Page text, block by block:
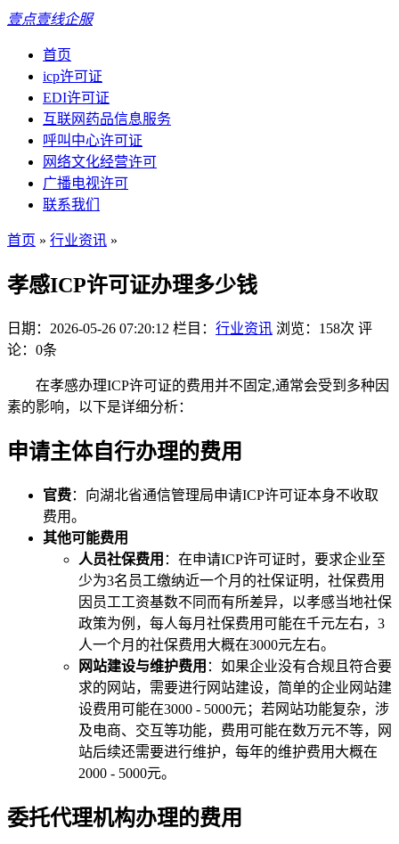
壹点壹线企服
首页
icp许可证
EDI许可证
互联网药品信息服务
呼叫中心许可证
网络文化经营许可
广播电视许可
联系我们
首页 » 行业资讯 »
孝感ICP许可证办理多少钱
日期：2026-05-26 07:20:12 栏目： 行业资讯 浏览：158次 评
论：0条
在孝感办理ICP许可证的费用并不固定,通常会受到多种因
素的影响，以下是详细分析：
申请主体自行办理的费用
官费：向湖北省通信管理局申请ICP许可证本身不收取
费用。
其他可能费用
人员社保费用 ：在申请ICP许可证时，要求企业至
少为3名员工缴纳近一个月的社保证明，社保费用
因员工工资基数不同而有所差异，以孝感当地社保
政策为例，每人每月社保费用可能在千元左右，3
人一个月的社保费用大概在3000元左右。
网站建设与维护费用 ：如果企业没有合规且符合要
求的网站，需要进行网站建设，简单的企业网站建
设费用可能在3000 - 5000元；若网站功能复杂，涉
及电商、交互等功能，费用可能在数万元不等，网
站后续还需要进行维护，每年的维护费用大概在
2000 - 5000元。
委托代理机构办理的费用